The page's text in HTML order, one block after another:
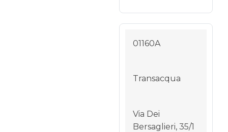
01160A
Transacqua
Via Dei
Bersaglieri, 35/1